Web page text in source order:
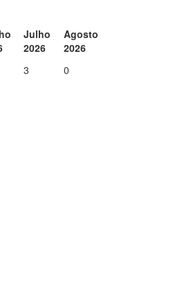
Julho
2026
Agosto
2026
3 0